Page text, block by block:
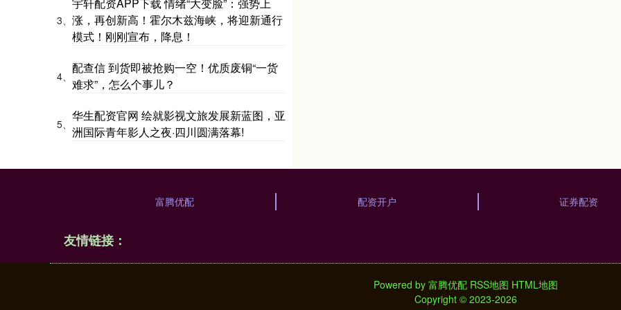
3、 涨，再创新高！霍尔木兹海峡，将迎新通行
模式！刚刚宣布，降息！
4、
配查信 到货即被抢购一空！优质废铜“一货
难求”，怎么个事儿？
5、
华生配资官网 绘就影视文旅发展新蓝图，亚
洲国际青年影人之夜·四川圆满落幕!
富腾优配 配资开户 证券配资
友情链接：
Powered by 富腾优配 RSS地图 HTML地图
Copyright © 2023-2026